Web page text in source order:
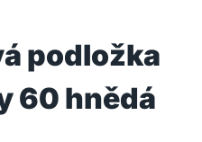
podložka
60 hnědá